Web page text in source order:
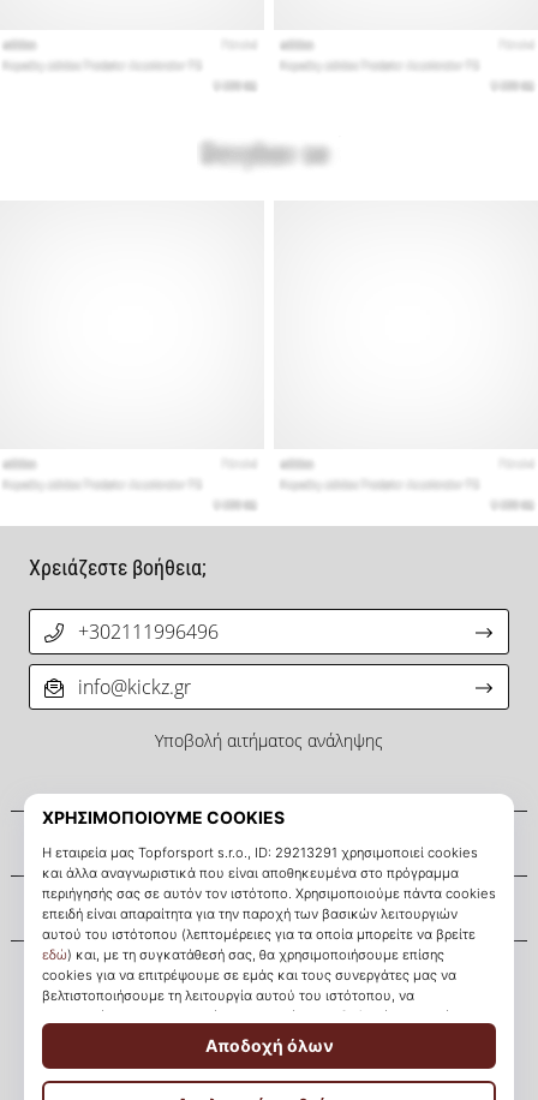
KICKZ.gr
Σχετικά μ' εμάς
Εξυπηρέτηση πελατών
Χρειάζεστε βοήθεια;
+302111996496
info@kickz.gr
Υποβολή αιτήματος ανάληψης